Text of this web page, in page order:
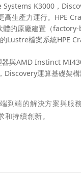
K3000，
高生產力運行。HPE
的原廠建置（factory-
Lustre檔案系統HPE
與AMD Instinct
Discovery運算基礎架
到端的解決方案與服
持續創新。